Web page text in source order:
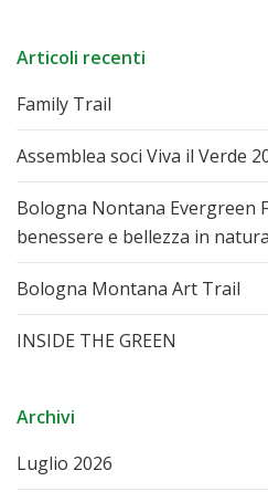
Articoli recenti
Family Trail
Assemblea soci Viva il Verde
Bologna Nontana Evergreen
benessere e bellezza in natura
Bologna Montana Art Trail
INSIDE THE GREEN
Archivi
Luglio 2026